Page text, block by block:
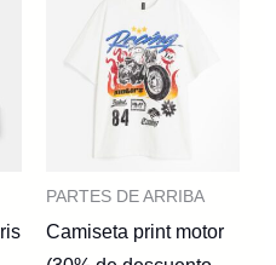
PARTES DE ARRIBA
Camiseta print motor